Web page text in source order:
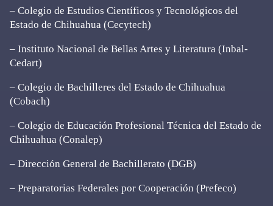
– Colegio de Estudios Científicos y Tecnológicos del
Estado de Chihuahua (Cecytech)
– Instituto Nacional de Bellas Artes y Literatura (Inbal-
Cedart)
– Colegio de Bachilleres del Estado de Chihuahua
(Cobach)
– Colegio de Educación Profesional Técnica del Estado de
Chihuahua (Conalep)
– Dirección General de Bachillerato (DGB)
– Preparatorias Federales por Cooperación (Prefeco)